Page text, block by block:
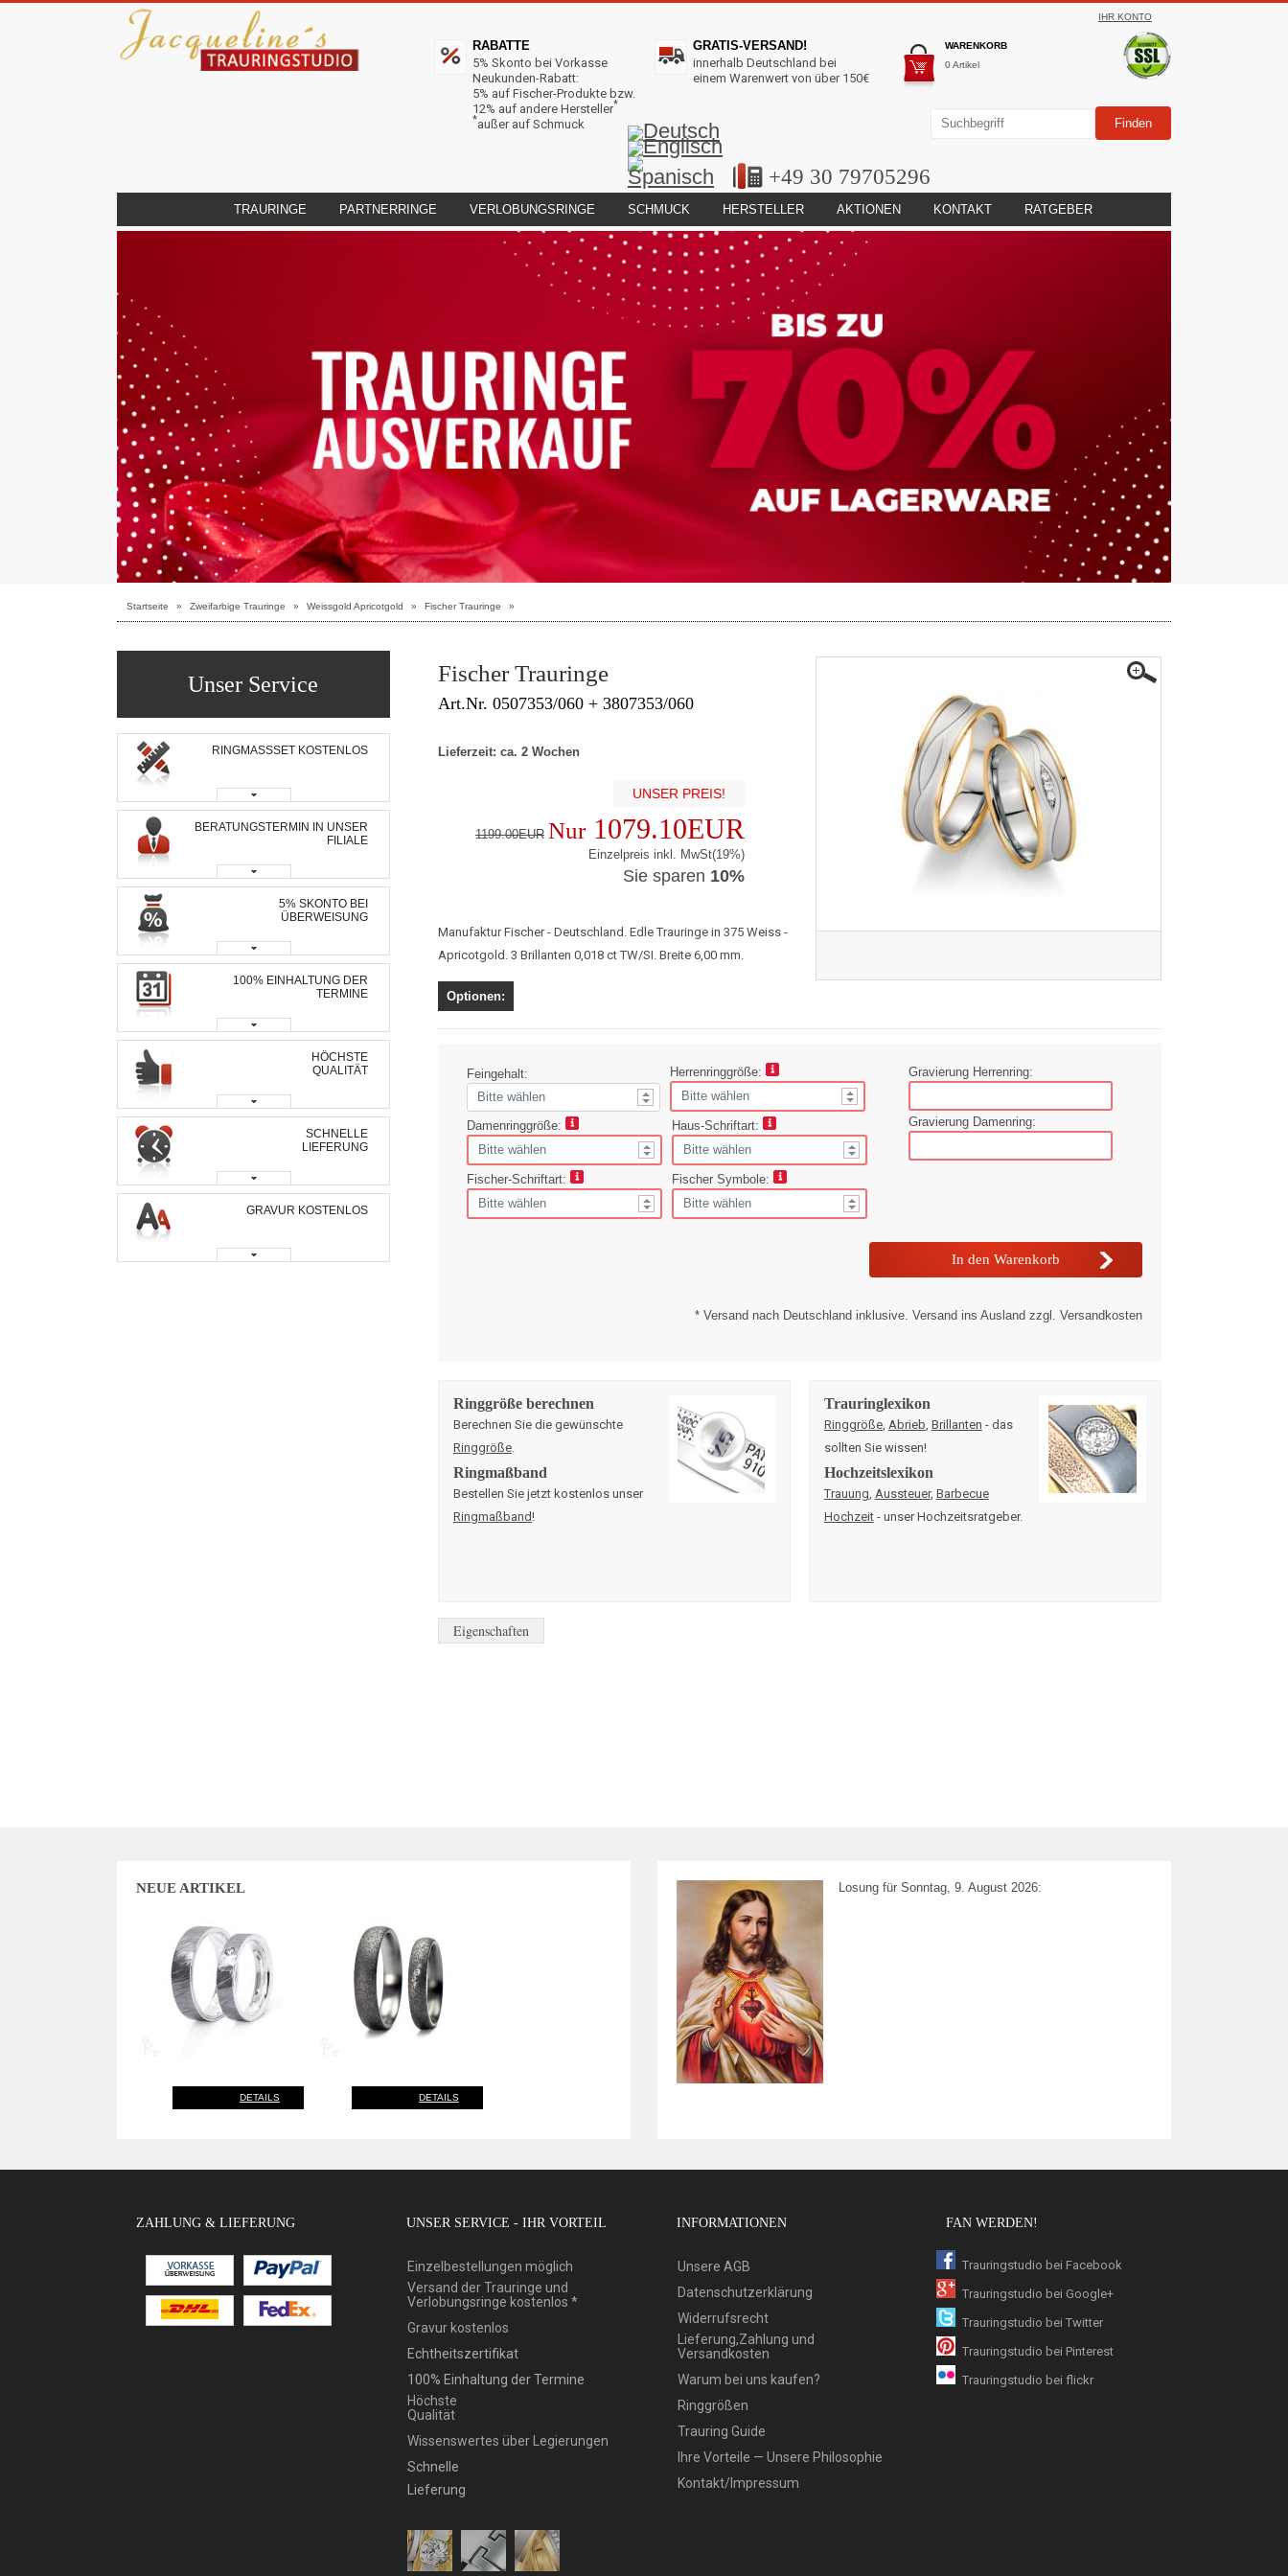
IHR KONTO
WARENKORB
0 Artikel
RABATTE
5% Skonto bei Vorkasse
Neukunden-Rabatt:
5% auf Fischer-Produkte bzw.
12% auf andere Hersteller*
*außer auf Schmuck
GRATIS-VERSAND!
innerhalb Deutschland bei
einem Warenwert von über 150€
+49 30 79705296
TRAURINGE PARTNERRINGE VERLOBUNGSRINGE SCHMUCK HERSTELLER AKTIONEN KONTAKT RATGEBER
Startseite » Zweifarbige Trauringe » Weissgold Apricotgold » Fischer Trauringe »
Fischer Trauringe
Art.Nr. 0507353/060 + 3807353/060
Lieferzeit: ca. 2 Wochen
UNSER PREIS!
1199.00EUR Nur1079.10EUR
Einzelpreis inkl. MwSt(19%)
Sie sparen 10%
Manufaktur Fischer - Deutschland. Edle Trauringe in 375 Weiss -
Apricotgold. 3 Brillanten 0,018 ct TW/SI. Breite 6,00 mm.
Optionen:
Feingehalt: Herrenringgröße:
Damenringgröße: Haus-Schriftart:
Fischer-Schriftart: Fischer Symbole:
Gravierung Herrenring:
Gravierung Damenring:
* Versand nach Deutschland inklusive. Versand ins Ausland zzgl. Versandkosten
Ringgröße berechnen
Berechnen Sie die gewünschte
Ringgröße.
Ringmaßband
Bestellen Sie jetzt kostenlos unser
Ringmaßband!
Trauringlexikon
Ringgröße, Abrieb, Brillanten - das
sollten Sie wissen!
Hochzeitslexikon
Trauung, Aussteuer, Barbecue
Hochzeit- unser Hochzeitsratgeber.
Eigenschaften
Unser Service
RINGMASSSET KOSTENLOS
BERATUNGSTERMIN IN UNSER
FILIALE
5% SKONTO BEI
ÜBERWEISUNG
100% EINHALTUNG DER
TERMINE
HÖCHSTE
QUALITÄT
SCHNELLE
LIEFERUNG
GRAVUR KOSTENLOS
NEUE ARTIKEL
DETAILS DETAILS
Losung für Sonntag, 9. August 2026:
ZAHLUNG & LIEFERUNG UNSER SERVICE - IHR VORTEIL
Einzelbestellungen möglich
Versand der Trauringe und
Verlobungsringe kostenlos *
Gravur kostenlos
Echtheitszertifikat
100% Einhaltung der Termine
Höchste
Qualität
Wissenswertes über Legierungen
Schnelle
Lieferung
INFORMATIONEN
Unsere AGB
Datenschutzerklärung
Widerrufsrecht
Lieferung,Zahlung und
Versandkosten
Warum bei uns kaufen?
Ringgrößen
Trauring Guide
Ihre Vorteile — Unsere Philosophie
Kontakt/Impressum
FAN WERDEN!
Trauringstudio bei Facebook
Trauringstudio bei Google+
Trauringstudio bei Twitter
Trauringstudio bei Pinterest
Trauringstudio bei flickr